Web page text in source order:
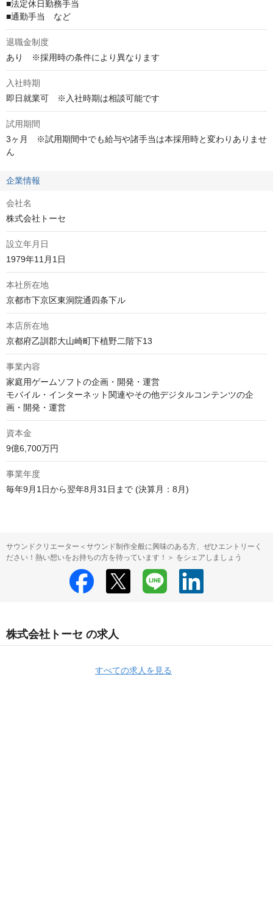
■法定休日勤務手当
■通勤手当　など
退職金制度
あり　※採用時の条件により異なります
入社時期
即日就業可　※入社時期は相談可能です
試用期間
3ヶ月　※試用期間中でも給与や諸手当は本採用時と変わりありませ
ん
企業情報
会社名
株式会社トーセ
設立年月日
1979年11月1日
本社所在地
京都市下京区東洞院通四条下ル
本店所在地
京都府乙訓郡大山崎町下植野二階下13
事業内容
家庭用ゲームソフトの企画・開発・運営
モバイル・インターネット関連やその他デジタルコンテンツの企
資本金
9億6,700万円
事業年度
毎年9月1日から翌年8月31日まで (決算月：8月)
サウンドクリエーター＜サウンド制作全般に興味のある方、ぜひエントリーく
ださい！熱い想いをお持ちの方を待っています！＞ をシェアしましょう
株式会社トーセ の求人
すべての求人を見る